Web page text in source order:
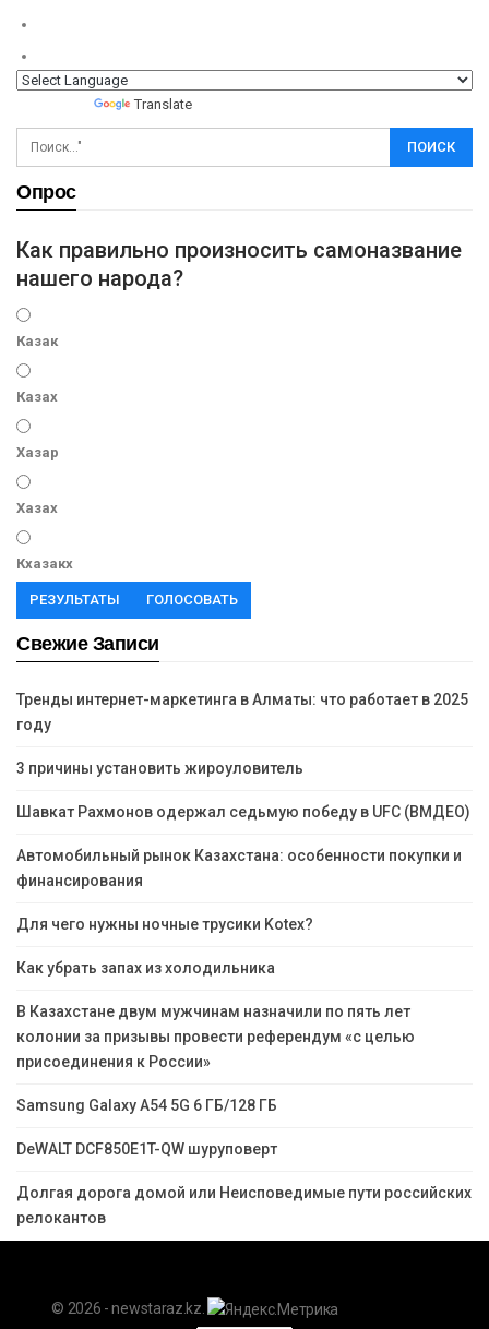
Translate
Опрос
Как правильно произносить самоназвание
нашего народа?
Казак
Казах
Хазар
Хазах
Кхазакх
РЕЗУЛЬТАТЫ ГОЛОСОВАТЬ
Свежие Записи
Тренды интернет-маркетинга в Алматы: что работает в 2025
году
3 причины установить жироуловитель
Шавкат Рахмонов одержал седьмую победу в UFC (ВМДЕО)
Автомобильный рынок Казахстана: особенности покупки и
финансирования
Для чего нужны ночные трусики Kotex?
Как убрать запах из холодильника
В Казахстане двум мужчинам назначили по пять лет
колонии за призывы провести референдум «с целью
присоединения к России»
Samsung Galaxy A54 5G 6 ГБ/128 ГБ
DeWALT DCF850E1T-QW шуруповерт
Долгая дорога домой или Неисповедимые пути российских
релокантов
© 2026 - newstaraz.kz.